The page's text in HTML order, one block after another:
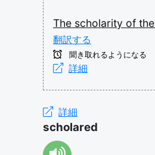
The scholarity of the
翻訳する
聞き取れるようになる
詳細
詳細
scholared